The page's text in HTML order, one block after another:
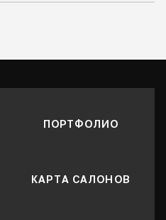
ПОРТФОЛИО
КАРТА САЛОНОВ